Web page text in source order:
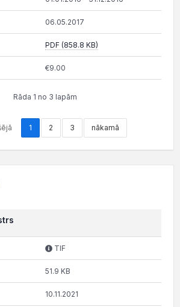
06.05.2017
PDF (858.8 KB)
€9.00
Rāda 1 no 3 lapām
1 2 3 nākamā
TIF
51.9 KB
10.11.2021